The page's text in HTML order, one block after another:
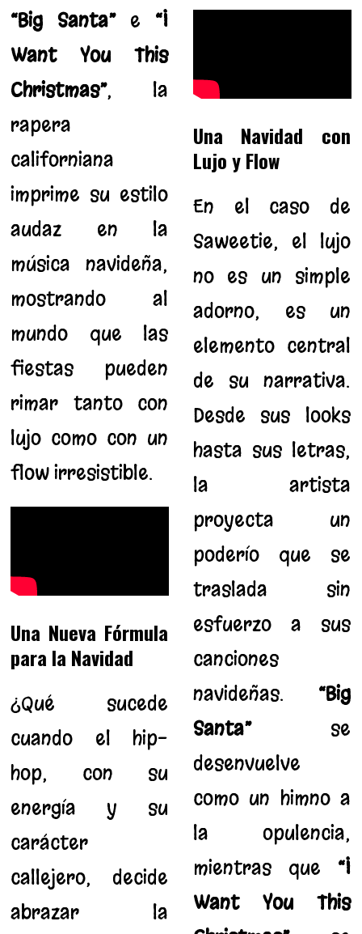
“Big Santa”e “I
Want You This
Christmas”, la
rapera
californiana
imprime su estilo
audaz en la
música navideña,
mostrando al
mundo que las
fiestas pueden
rimar tanto con
lujo como con un
flow irresistible.
Una Nueva Fórmula
para la Navidad
¿Qué sucede
cuando el hip-
hop, con su
energía y su
carácter
callejero, decide
abrazar la
Una Navidad con
Lujo y Flow
En el caso de
Saweetie, el lujo
no es un simple
adorno; es un
elemento central
de su narrativa.
Desde sus looks
hasta sus letras,
la artista
proyecta un
poderío que se
traslada sin
esfuerzo a sus
canciones
navideñas. “Big
Santa”se
desenvuelve
como un himno a
la opulencia,
mientras que “I
Want You This